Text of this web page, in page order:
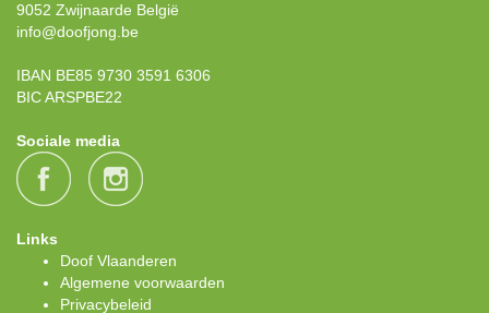
9052 Zwijnaarde België
info@doofjong.be
IBAN BE85 9730 3591 6306
BIC ARSPBE22
Sociale media
Links
Doof Vlaanderen
Algemene voorwaarden
Privacybeleid